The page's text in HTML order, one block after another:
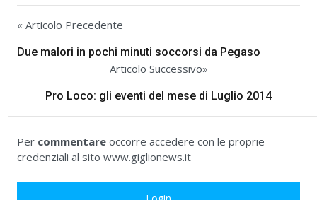
« Articolo Precedente
Due malori in pochi minuti soccorsi da Pegaso
Articolo Successivo»
Pro Loco: gli eventi del mese di Luglio 2014
Per commentare occorre accedere con le proprie
credenziali al sito www.giglionews.it